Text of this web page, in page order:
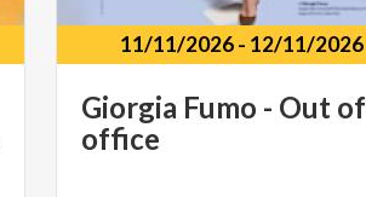
11/11/2026- 12/11/2026
Giorgia Fumo - Out of
office